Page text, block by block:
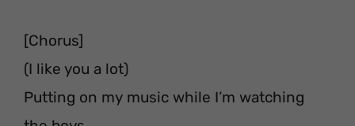
[Chorus]
(I like you a lot)
Putting on my music while I’m watching